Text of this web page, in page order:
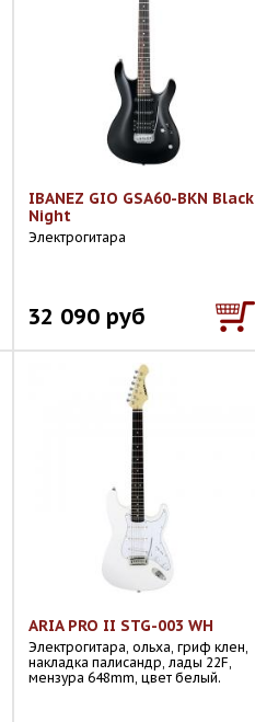
IBANEZ GIO GSA60-BKN Black
Night
Электрогитара
32 090 руб
ARIA PRO II STG-003 WH
Электрогитара, ольха, гриф клен,
накладка палисандр, лады 22F,
мензура 648mm, цвет белый.